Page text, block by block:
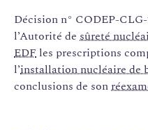
Décision n° CODEP-
l’Autorité de sûreté
EDF les prescriptions
l’installation nucléaire de
conclusions de son